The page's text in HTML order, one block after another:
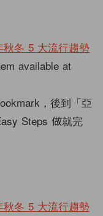
available at
，後到「亞
Steps 做就完